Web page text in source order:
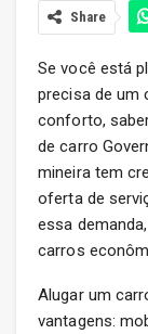
Share
Se você está
precisa de um
conforto,
de carro
mineira tem
oferta de
essa
carros
Alugar um
vantagens: